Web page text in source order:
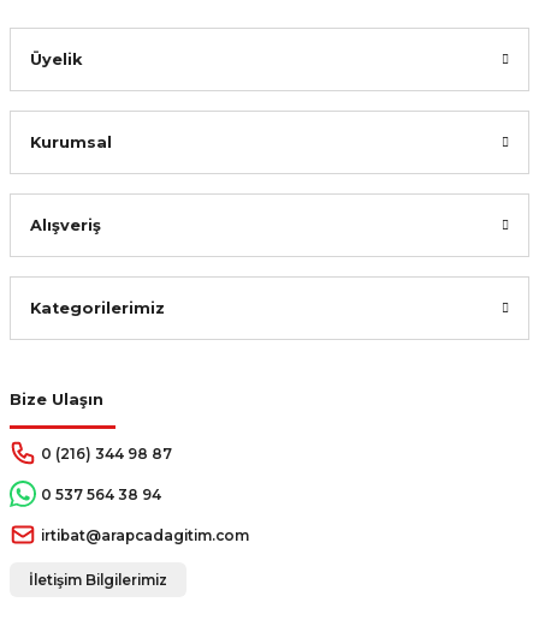
Bize Ulaşın
0 (216) 344 98 87
0 537 564 38 94
irtibat@arapcadagitim.com
İletişim Bilgilerimiz
Üyelik
Kurumsal
Alışveriş
Kategorilerimiz